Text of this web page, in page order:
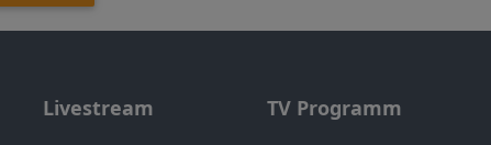
Livestream TV Programm